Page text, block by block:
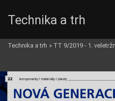
Technika a trh
Technika a trh » TT 9/2019 - 1.